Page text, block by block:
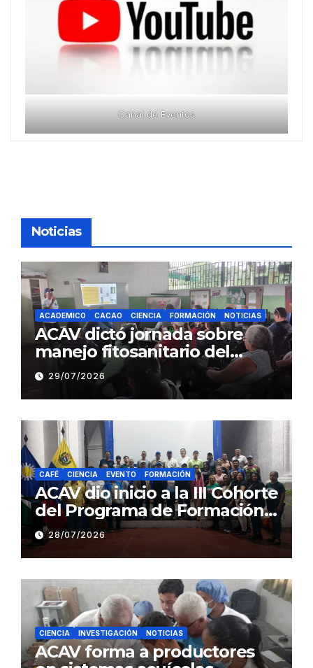
Canal de Eventos
Noticias
ACADEMICO CACAO CIENCIA FORMACIÓN NOTICIAS
ACAV dictó jornada sobre
manejo fitosanitario del
cacao a productores del
estado Barinas
29/07/2026
CAFÉ CIENCIA EVENTO FORMACIÓN
ACAV dio inicio a la III Cohorte
del Programa de Formación
en Producción y Manejo de
Sistemas Sustentables de
Café
28/07/2026
CIENCIA INVESTIGACIÓN NOTICIAS
ACAV forma a productores